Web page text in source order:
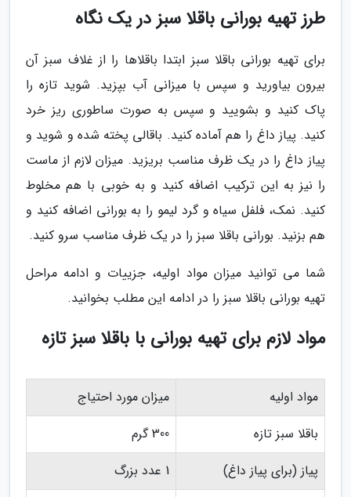
طرز تهیه بورانی باقلا سبز در یک نگاه
برای تهیه بورانی باقلا سبز ابتدا باقلاها را از غلاف سبز آن
بیرون بیاورید و سپس با میزانی آب بپزید. شوید تازه را
پاک کنید و بشویید و سپس به صورت ساطوری ریز خرد
کنید. پیاز داغ را هم آماده کنید. باقالی پخته شده و شوید و
پیاز داغ را در یک ظرف مناسب بریزید. میزان لازم از ماست
را نیز به این ترکیب اضافه کنید و به خوبی با هم مخلوط
کنید. نمک، فلفل سیاه و گرد لیمو را به بورانی اضافه کنید و
هم بزنید. بورانی باقلا سبز را در یک ظرف مناسب سرو کنید.
شما می توانید میزان مواد اولیه، جزییات و ادامه مراحل
تهیه بورانی باقلا سبز را در ادامه این مطلب بخوانید.
مواد لازم برای تهیه بورانی با باقلا سبز تازه
مواد اولیه
میزان مورد احتیاج
باقلا سبز تازه
300 گرم
پیاز (برای پیاز داغ)
1 عدد بزرگ